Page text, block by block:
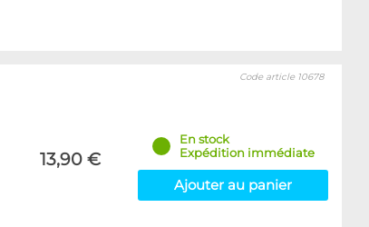
13,90 €
Code article 10678
En stock
Expédition immédiate
Ajouter au panier